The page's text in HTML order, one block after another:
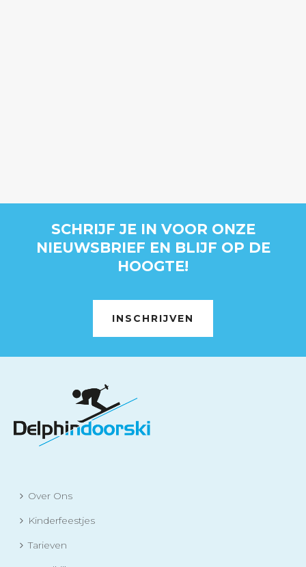
SCHRIJF JE IN VOOR ONZE
NIEUWSBRIEF EN BLIJF OP DE
HOOGTE!
INSCHRIJVEN
Over Ons
Kinderfeestjes
Tarieven